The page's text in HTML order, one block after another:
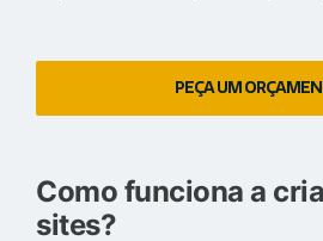
PEÇA UM
Como funciona a
sites?